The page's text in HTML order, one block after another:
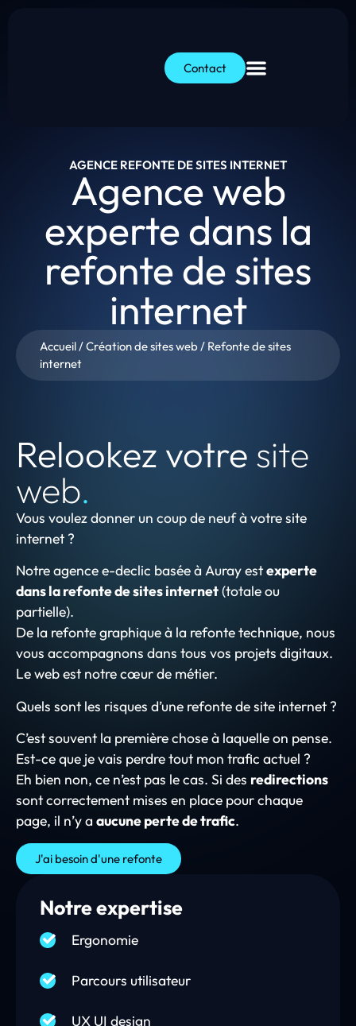
Contact
AGENCE REFONTE DE SITES INTERNET
Agence web
experte dans la
refonte de sites
internet
Accueil/Création de sites web/ Refonte de sites
internet
Relookez votre site
web.
Vous voulez donner un coup de neuf à votre site
internet ?
Notre agence e-declic basée à Auray estexperte
dans la refonte de sites internet(totale ou
partielle).
De la refonte graphique à la refonte technique, nous
vous accompagnons dans tous vos projets digitaux.
Le web est notre cœur de métier.
Quels sont les risques d’une refonte de site internet ?
C’est souvent la première chose à laquelle on pense.
Est-ce que je vais perdre tout mon trafic actuel ?
Eh bien non, ce n’est pas le cas. Si des redirections
sont correctement mises en place pour chaque
page, il n’y a aucune perte de trafic.
J'ai besoin d'une refonte
Notre expertise
Ergonomie
Parcours utilisateur
UX UI design